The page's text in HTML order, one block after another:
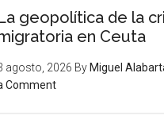
geopolítica de la
en Ceuta
agosto, 2026 By Miguel
Comment